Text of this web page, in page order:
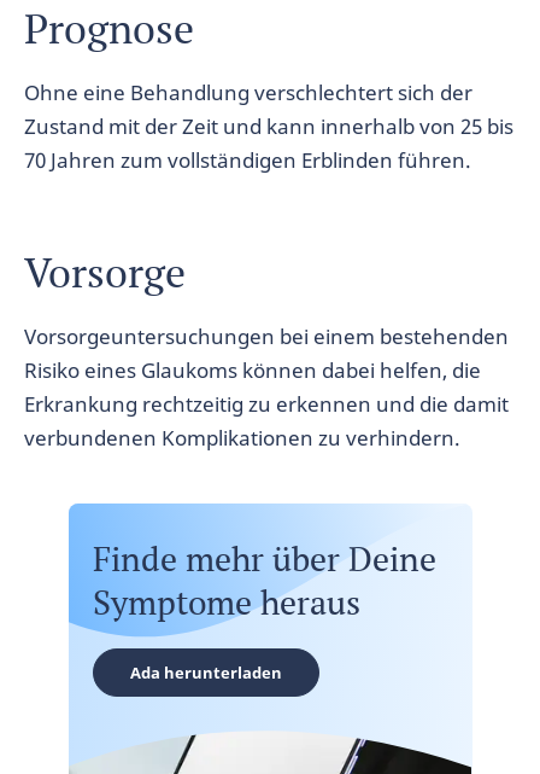
Prognose
Ohne eine Behandlung verschlechtert sich der
Zustand mit der Zeit und kann innerhalb von 25 bis
70 Jahren zum vollständigen Erblinden führen.
Vorsorge
Vorsorgeuntersuchungen bei einem bestehenden
Risiko eines Glaukoms können dabei helfen, die
Erkrankung rechtzeitig zu erkennen und die damit
verbundenen Komplikationen zu verhindern.
Finde mehr über Deine
Symptome heraus
Ada herunterladen